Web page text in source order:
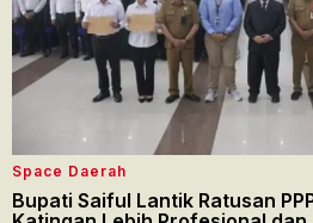
Space Daerah
Bupati Saiful Lantik Ratusan